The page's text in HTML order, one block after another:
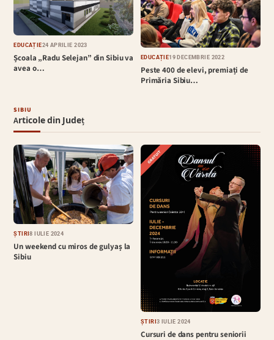
EDUCAȚIE24 APRILIE 2023
Școala „Radu Selejan” din Sibiu va
avea o…
EDUCAȚIE19 DECEMBRIE 2022
Peste 400 de elevi, premiați de
Primăria Sibiu…
SIBIU
Articole din Județ
ȘTIRI8 IULIE 2024
Un weekend cu miros de gulyaș la
Sibiu
ȘTIRI3 IULIE 2024
Cursuri de dans pentru seniorii